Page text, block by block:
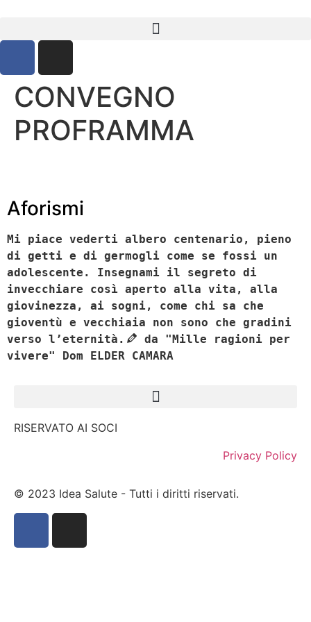
CONVEGNO
PROFRAMMA
Aforismi
Mi piace vederti albero centenario, pieno
di getti e di germogli come se fossi un
adolescente. Insegnami il segreto di
invecchiare così aperto alla vita, alla
giovinezza, ai sogni, come chi sa che
gioventù e vecchiaia non sono che gradini
verso l’eternità.
da "Mille ragioni per
vivere" Dom ELDER CAMARA
RISERVATO AI SOCI
Privacy Policy
© 2023 Idea Salute - Tutti i diritti riservati.